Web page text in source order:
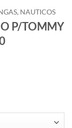
NAUTICOS
P/TOMMY